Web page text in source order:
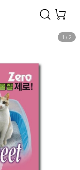
1 / 2